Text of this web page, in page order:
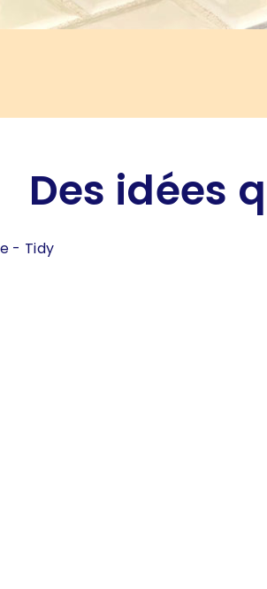
Des idées